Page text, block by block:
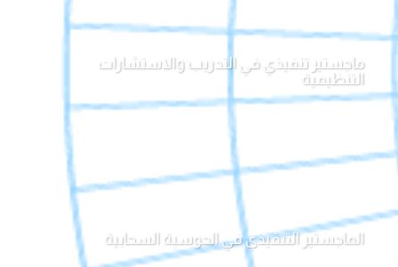
ماجستير تنفيذي في التدريب والاستشارات
التنظيمية
الماجستير التنفيذي في الحوسبة السحابية